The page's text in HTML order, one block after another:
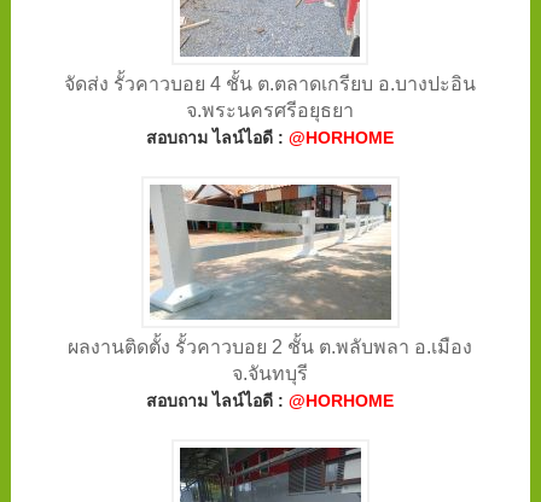
จัดส่ง รั้วคาวบอย 4 ชั้น ต.ตลาดเกรียบ อ.บางปะอิน
จ.พระนครศรีอยุธยา
สอบถาม ไลน์ไอดี :@HORHOME
ผลงานติดตั้ง รั้วคาวบอย 2 ชั้น ต.พลับพลา อ.เมือง
จ.จันทบุรี
สอบถาม ไลน์ไอดี :@HORHOME